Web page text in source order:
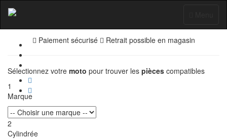
Paiement sécurisé Retrait possible en magasin
Sélectionnez votre moto pour trouver les pièces compatibles
1
Marque
2
Cylindrée